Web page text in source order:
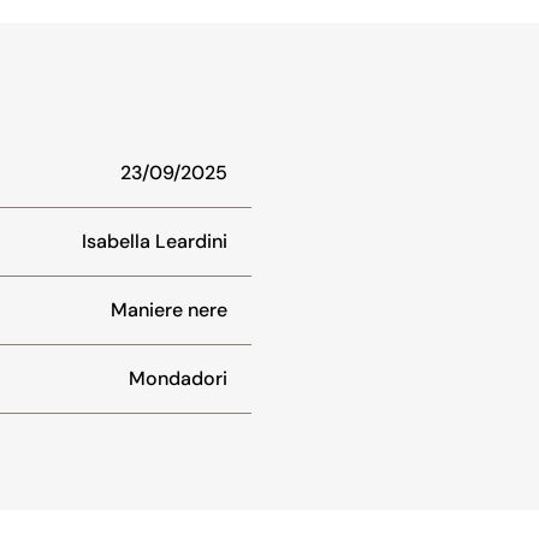
23/09/2025
Isabella Leardini
Maniere nere
Mondadori